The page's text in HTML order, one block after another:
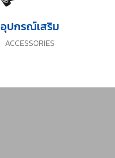
ACCESSORIES
อุปกรณ์เสริม